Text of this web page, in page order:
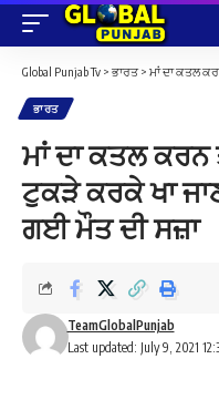
Global Punjab Tv > ਭਾਰਤ> ਮਾਂ ਦਾ ਕਤਲ ਕਰਨ ਤੋਂ
ਭਾਰਤ
ਮਾਂ ਦਾ ਕਤਲ
ਟੁਕੜੇ ਕਰਕੇ ਖਾ
ਗਈ ਮੌਤ ਦੀ ਸਜ਼ਾ
Last updated: July 9, 2021
TeamGlobalPunjab